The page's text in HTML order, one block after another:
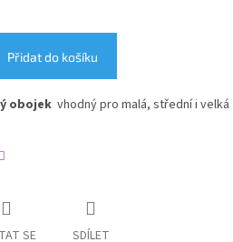
Přidat do košíku
obojek vhodný pro malá, střední i velká
SE SDÍLET